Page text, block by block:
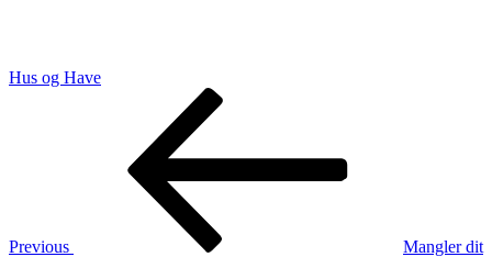
Hus og Have
Indlægsnavigation
Previous
Mangler dit